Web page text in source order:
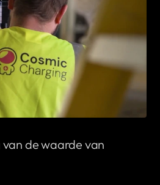
van de waarde van